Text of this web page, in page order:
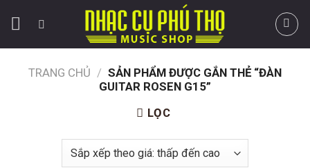
TRANG CHỦ / SẢN PHẨM ĐƯỢC GẮN THẺ “ĐÀN
GUITAR ROSEN G15”
LỌC